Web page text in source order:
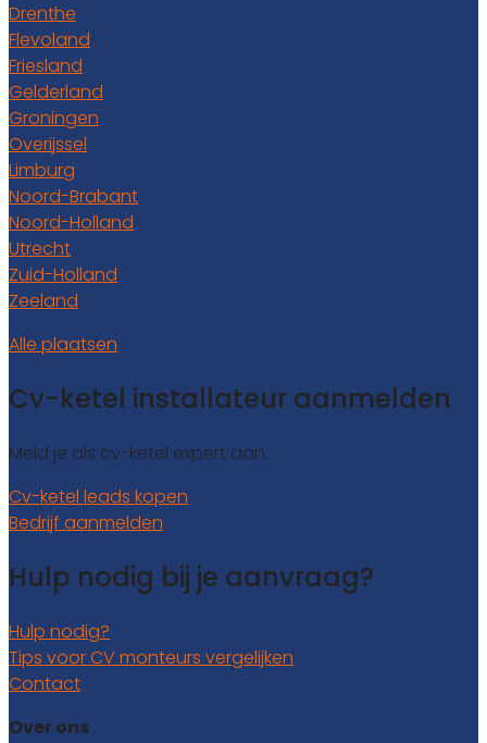
Drenthe
Flevoland
Friesland
Gelderland
Groningen
Overijssel
Limburg
Noord-Brabant
Noord-Holland
Utrecht
Zuid-Holland
Zeeland
Alle plaatsen
Cv-ketel installateur aanmelden
Meld je als cv-ketel expert aan.
Cv-ketel leads kopen
Bedrijf aanmelden
Hulp nodig bij je aanvraag?
Hulp nodig?
Tips voor CV monteurs vergelijken
Contact
Over ons